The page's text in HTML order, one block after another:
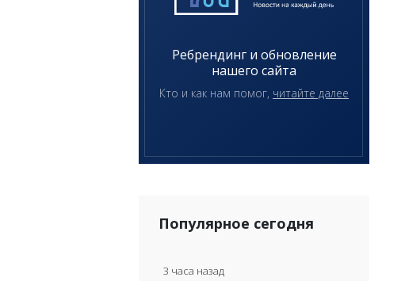
Ребрендинг и обновление
нашего сайта
Кто и как нам помог, читайте далее
Популярное сегодня
3 часа назад